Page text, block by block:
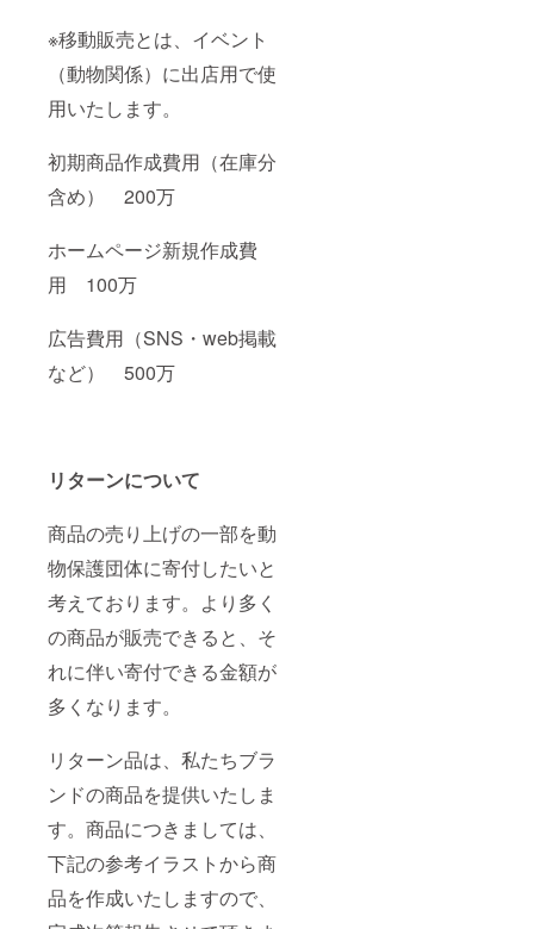
※移動販売とは、イベント
（動物関係）に出店用で使
用いたします。
初期商品作成費用（在庫分
含め） 200万
ホームページ新規作成費
用 100万
広告費用（SNS・web掲載
など） 500万
リターンについて
商品の売り上げの一部を動
物保護団体に寄付したいと
考えております。より多く
の商品が販売できると、そ
れに伴い寄付できる金額が
多くなります。
リターン品は、私たちブラ
ンドの商品を提供いたしま
す。商品につきましては、
下記の参考イラストから商
品を作成いたしますので、